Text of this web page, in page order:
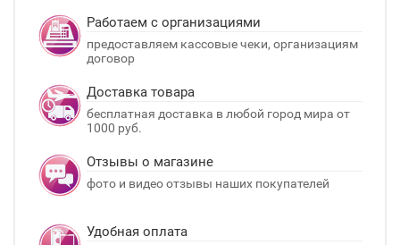
Работаем с организациями
предоставляем кассовые чеки, организациям
договор
Доставка товара
бесплатная доставка в любой город мира от
1000 руб.
Отзывы о магазине
фото и видео отзывы наших покупателей
Удобная оплата